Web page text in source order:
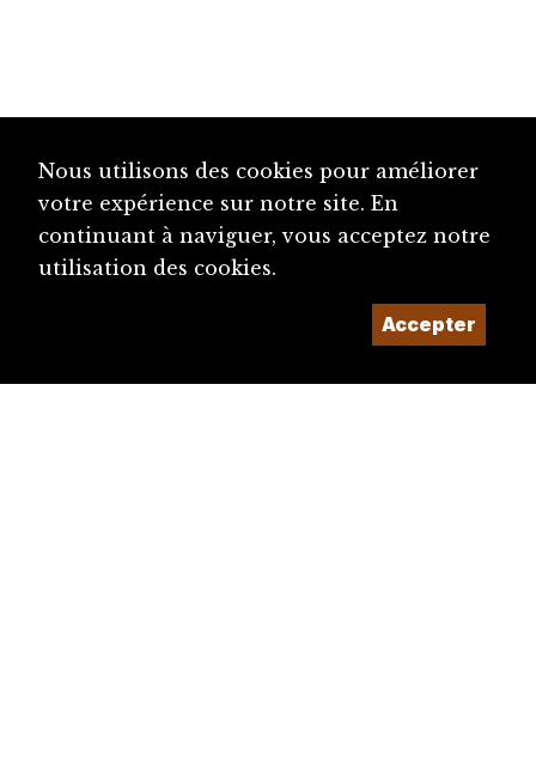
Nous utilisons des cookies pour améliorer
votre expérience sur notre site. En
continuant à naviguer, vous acceptez notre
utilisation des cookies.
Accepter